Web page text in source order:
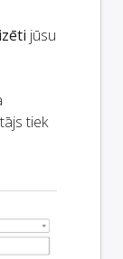
jūsu
tiek